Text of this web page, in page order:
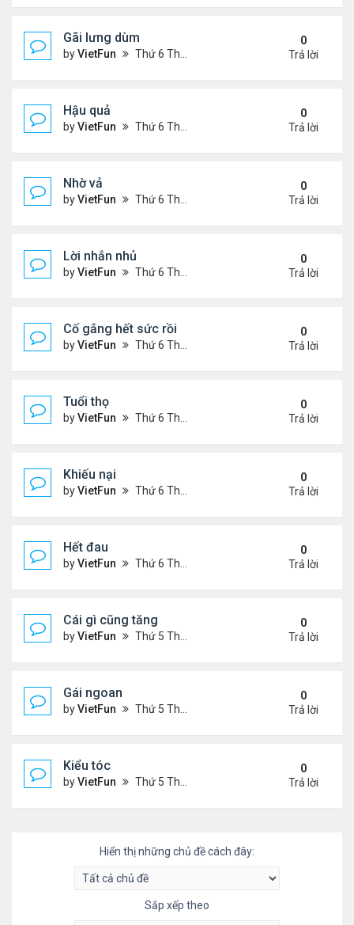
Gãi lưng dùm
byVietFun Thứ 6 Tháng 11 05, 2021 12:49 pm
0
Trả lời
Hậu quả
byVietFun Thứ 6 Tháng 11 05, 2021 12:42 pm
0
Trả lời
Nhờ vả
byVietFun Thứ 6 Tháng 11 05, 2021 12:41 pm
0
Trả lời
Lời nhắn nhủ
byVietFun Thứ 6 Tháng 11 05, 2021 12:38 pm
0
Trả lời
Cố gắng hết sức rồi
byVietFun Thứ 6 Tháng 11 05, 2021 12:03 pm
0
Trả lời
Tuổi thọ
byVietFun Thứ 6 Tháng 11 05, 2021 11:57 am
0
Trả lời
Khiếu nại
byVietFun Thứ 6 Tháng 11 05, 2021 11:53 am
0
Trả lời
Hết đau
byVietFun Thứ 6 Tháng 11 05, 2021 11:47 am
0
Trả lời
Cái gì cũng tăng
byVietFun Thứ 5 Tháng 11 04, 2021 9:31 pm
0
Trả lời
Gái ngoan
byVietFun Thứ 5 Tháng 11 04, 2021 9:28 pm
0
Trả lời
Kiểu tóc
byVietFun Thứ 5 Tháng 11 04, 2021 3:59 pm
0
Trả lời
Hiển thị những chủ đề cách đây:
Sắp xếp theo